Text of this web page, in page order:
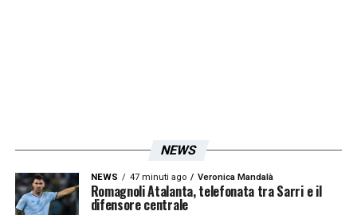
NEWS
NEWS 47 minuti ago Veronica Mandalà
Romagnoli Atalanta, telefonata tra Sarri e il
difensore centrale